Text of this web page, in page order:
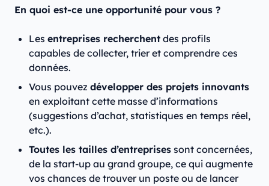
En quoi est-ce une opportunité pour vous ?
Les entreprises recherchent des profils
capables de collecter, trier et comprendre ces
données.
Vous pouvez développer des projets innovants
en exploitant cette masse d’informations
(suggestions d’achat, statistiques en temps réel,
etc.).
Toutes les tailles d’entreprises sont concernées,
de la start-up au grand groupe, ce qui augmente
vos chances de trouver un poste ou de lancer